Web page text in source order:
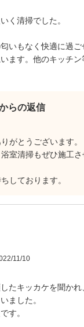
く清掃でした。
いもなく快適に過ご
ます。他のキッチ
らの返信
がとうございます。
室清掃もぜひ施工
しております。
11/10
たキッカケを聞か
ました。
す。